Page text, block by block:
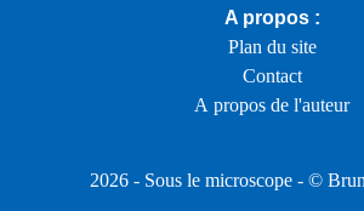
A propos :
Plan du site
Contact
A propos de l'auteur
2026 - Sous le microscope- ©